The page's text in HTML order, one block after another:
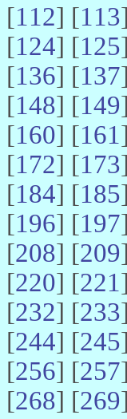
[112] [113
[124] [125
[136] [137
[148] [149
[160] [161
[172] [173
[184] [185
[196] [197
[208] [209
[220] [221
[232] [233
[244] [245
[256] [257
[268] [269